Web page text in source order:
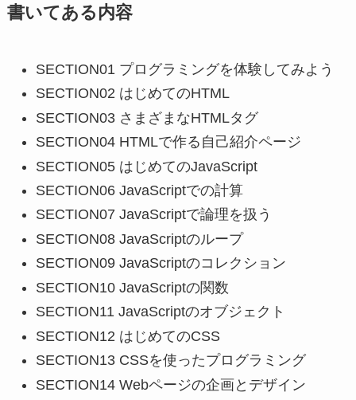
書いてある内容
SECTION01 プログラミングを体験してみよう
SECTION02 はじめてのHTML
SECTION03 さまざまなHTMLタグ
SECTION04 HTMLで作る自己紹介ページ
SECTION05 はじめてのJavaScript
SECTION06 JavaScriptでの計算
SECTION07 JavaScriptで論理を扱う
SECTION08 JavaScriptのループ
SECTION09 JavaScriptのコレクション
SECTION10 JavaScriptの関数
SECTION11 JavaScriptのオブジェクト
SECTION12 はじめてのCSS
SECTION13 CSSを使ったプログラミング
SECTION14 Webページの企画とデザイン